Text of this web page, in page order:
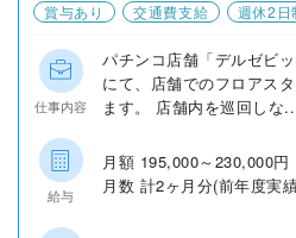
賞与あり 交通費支給 週休2日
仕事内容
パチンコ店舗「デルゼビ
にて、店舗でのフロアス
ます。 店舗内を巡回しな
給与
月額 195,000～
月数 計2ヶ月分(前年度実